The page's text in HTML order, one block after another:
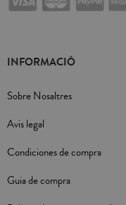
INFORMACIÓ
Sobre Nosaltres
Avis legal
Condiciones de compra
Guia de compra